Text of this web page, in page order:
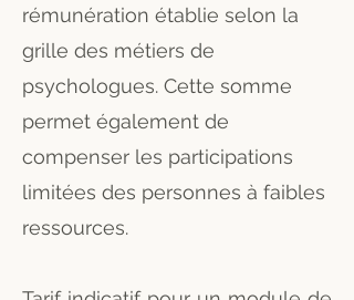
rémunération établie selon la
grille des métiers de
psychologues. Cette somme
permet également de
compenser les participations
limitées des personnes à faibles
ressources.